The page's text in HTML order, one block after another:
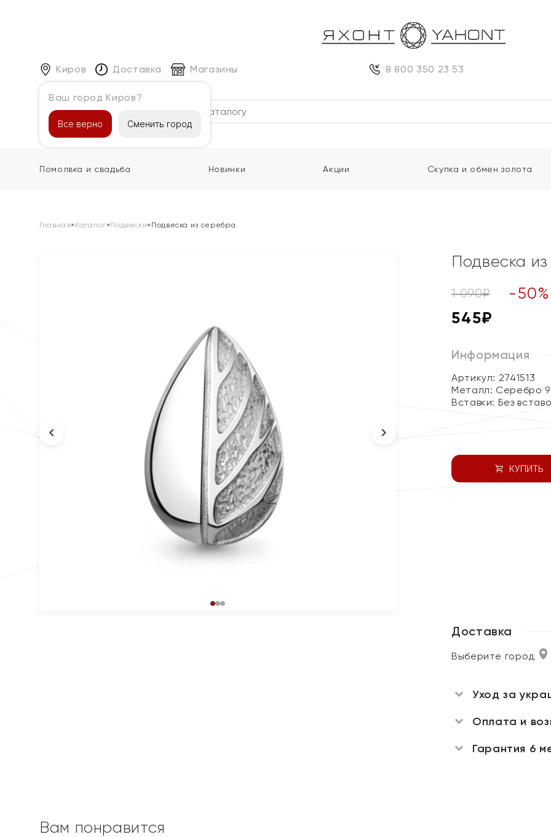
Киров
Ваш город Киров?
Все верно Сменить город
Доставка Магазины 8 800 350 23 53
Каталог
Помолвка и свадьба Новинки Акции Скупка и обмен золота
Главная» Каталог»Подвески» Подвеска из серебра
Подвеска
1 090₽ -50%
545₽
Информация
Артикул: 2741513
Металл: Серебро
Вставки: Без
КУПИТЬ
Доставка
Выберите город
Уход за
Оплата и
Гарантия 6
Вам понравится